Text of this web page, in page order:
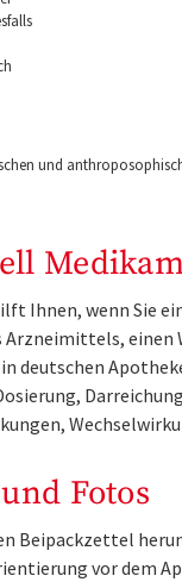
und
Ihnen, wenn Sie
Arzneimittels,
deutschen
Fotos
Beipackzettel
vor dem